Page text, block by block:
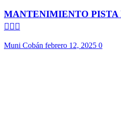
MANTENIMIENTO PISTA
🏃🏻‍♀️
Muni Cobán febrero 12, 2025 0